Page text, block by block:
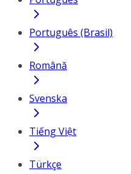
Português (Brasil)
Română
Svenska
Tiếng Việt
Türkçe